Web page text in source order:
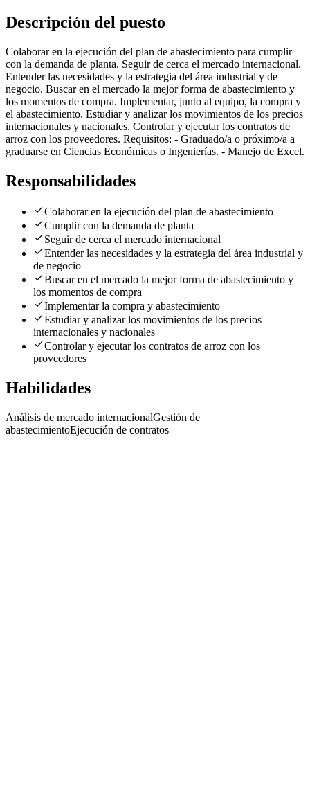
Descripción del puesto
Colaborar en la ejecución del plan de abastecimiento para cumplir
con la demanda de planta. Seguir de cerca el mercado internacional.
Entender las necesidades y la estrategia del área industrial y de
negocio. Buscar en el mercado la mejor forma de abastecimiento y
los momentos de compra. Implementar, junto al equipo, la compra y
el abastecimiento. Estudiar y analizar los movimientos de los precios
internacionales y nacionales. Controlar y ejecutar los contratos de
arroz con los proveedores. Requisitos: - Graduado/a o próximo/a a
graduarse en Ciencias Económicas o Ingenierías. - Manejo de Excel.
Responsabilidades
Colaborar en la ejecución del plan de abastecimiento
Cumplir con la demanda de planta
Seguir de cerca el mercado internacional
Entender las necesidades y la estrategia del área industrial y
de negocio
Buscar en el mercado la mejor forma de abastecimiento y
los momentos de compra
Implementar la compra y abastecimiento
Estudiar y analizar los movimientos de los precios
internacionales y nacionales
Controlar y ejecutar los contratos de arroz con los
proveedores
Habilidades
Análisis de mercado internacionalGestión de
abastecimientoEjecución de contratos